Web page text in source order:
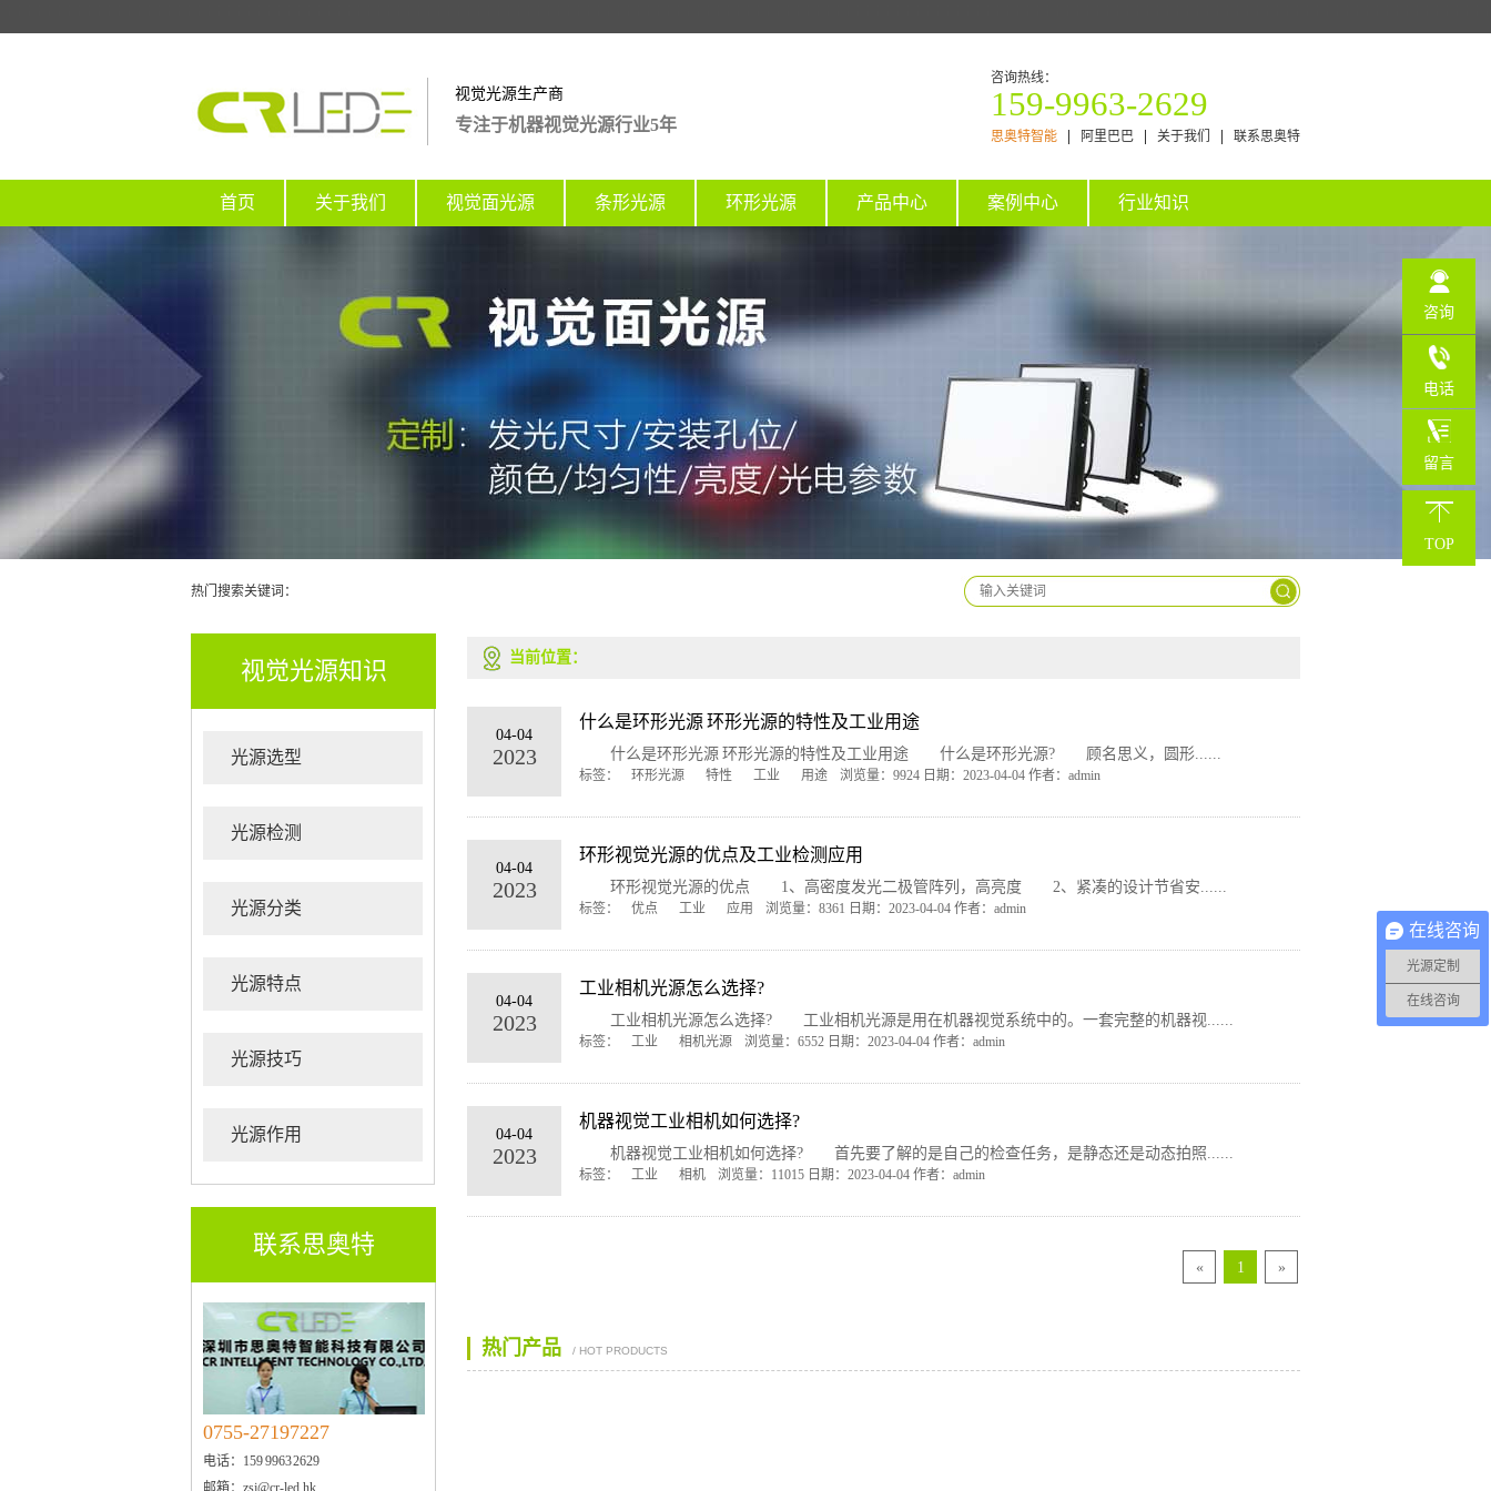
视觉光源生产商
专注于机器视觉光源行业5年
咨询热线：
159-9963-2629
思奥特智能 阿里巴巴 关于我们 联系思奥特
首页 关于我们 视觉面光源 条形光源 环形光源 产品中心 案例中心 行业知识
热门搜索关键词：
当前位置：
04-04
2023
什么是环形光源 环形光源的特性及工业用途
什么是环形光源 环形光源的特性及工业用途 什么是环形光源? 顾名思义，圆形......
标签： 环形光源 特性 工业 用途 浏览量：9924 日期：2023-04-04 作者：admin
04-04
2023
环形视觉光源的优点及工业检测应用
环形视觉光源的优点 1、高密度发光二极管阵列，高亮度 2、紧凑的设计节省安......
标签： 优点 工业 应用 浏览量：8361 日期：2023-04-04 作者：admin
04-04
2023
工业相机光源怎么选择?
工业相机光源怎么选择? 工业相机光源是用在机器视觉系统中的。一套完整的机器视......
标签： 工业 相机光源 浏览量：6552 日期：2023-04-04 作者：admin
04-04
2023
机器视觉工业相机如何选择?
机器视觉工业相机如何选择? 首先要了解的是自己的检查任务，是静态还是动态拍照......
标签： 工业 相机 浏览量：11015 日期：2023-04-04 作者：admin
« 1 »
热门产品 / HOT PRODUCTS
视觉光源知识
光源选型
光源检测
光源分类
光源特点
光源技巧
光源作用
联系思奥特
0755-27197227
电话：159 9963 2629
邮箱：zsj@cr-led.hk
咨询
电话
159-
9963-
留言
TOP
在线咨询
光源定制
在线咨询